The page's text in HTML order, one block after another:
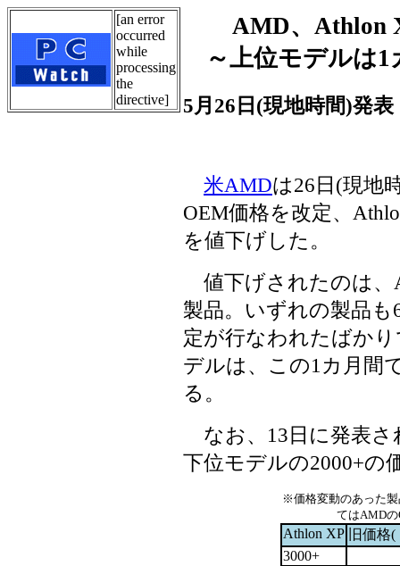
[an error
occurred
while
processing
the
directive]
AMD、Athlon
～上位モデルは
5月26日(現地時間)発表
米AMDは26日(現地
OEM価格を改定、
を値下げした。
値下げされたのは、
製品。いずれの製品も
定が行なわれたばかり
デルは、この1カ月間
る。
なお、13日に発表さ
下位モデルの2000+の
※価格変動のあった
てはAMD
Athlon XP
旧価格
3000+